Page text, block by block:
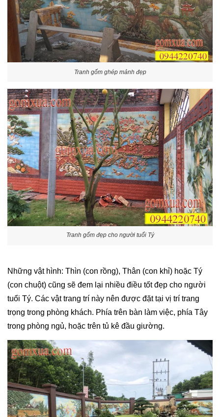
Tranh gốm ghép mảnh đẹp
Tranh gốm đẹp cho người tuổi Tý
Những vật hình: Thìn (con rồng), Thân (con khỉ) hoặc Tý
(con chuột) cũng sẽ đem lại nhiều điều tốt đẹp cho người
tuổi Tý. Các vật trang trí này nên được đặt tại vị trí trang
trọng trong phòng khách. Phía trên bàn làm việc, phía Tây
trong phòng ngủ, hoặc trên tủ kê đầu giường.